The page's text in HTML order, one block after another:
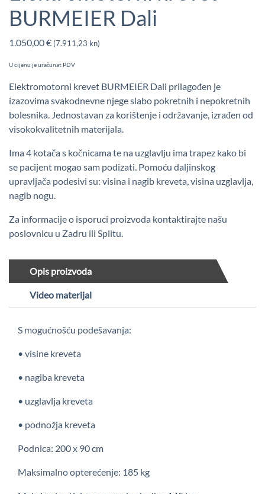
BURMEIER Dali
1.050,00€ (7.911,23 kn)
U cijenu je uračunat PDV
Elektromotorni krevet BURMEIER Dali prilagođen je
izazovima svakodnevne njege slabo pokretnih i nepokretnih
bolesnika. Jednostavan za korištenje i održavanje, izrađen od
visokokvalitetnih materijala.
Ima 4 kotača s kočnicama te na uzglavlju ima trapez kako bi
se pacijent mogao sam podizati. Pomoću daljinskog
upravljača podesivi su: visina i nagib kreveta, visina uzglavlja,
nagib nogu.
Za informacije o isporuci proizvoda kontaktirajte našu
poslovnicu u Zadru ili Splitu.
Opis proizvoda
Video materijal
S mogućnošću podešavanja:
• visine kreveta
• nagiba kreveta
• uzglavlja kreveta
• podnožja kreveta
Podnica: 200 x 90 cm
Maksimalno opterećenje: 185 kg